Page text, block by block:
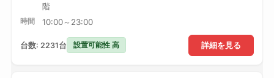
階
時間 10:00～23:00
詳細を見る
台数: 2231台 設置可能性 高